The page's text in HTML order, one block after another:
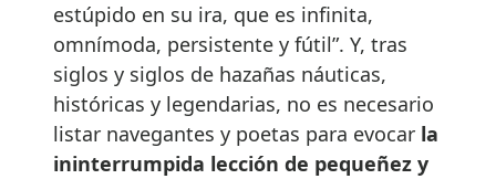
estúpido en su ira, que es infinita,
omnímoda, persistente y fútil”. Y, tras
siglos y siglos de hazañas náuticas,
históricas y legendarias, no es necesario
listar navegantes y poetas para evocar la
ininterrumpida lección de pequeñez y